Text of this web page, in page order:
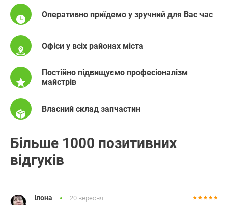
Оперативно приїдемо у зручний для Вас час
Офіси у всіх районах міста
Постійно підвищуємо професіоналізм
майстрів
Власний склад запчастин
Більше 1000 позитивних
відгуків
Ілона 20 вересня